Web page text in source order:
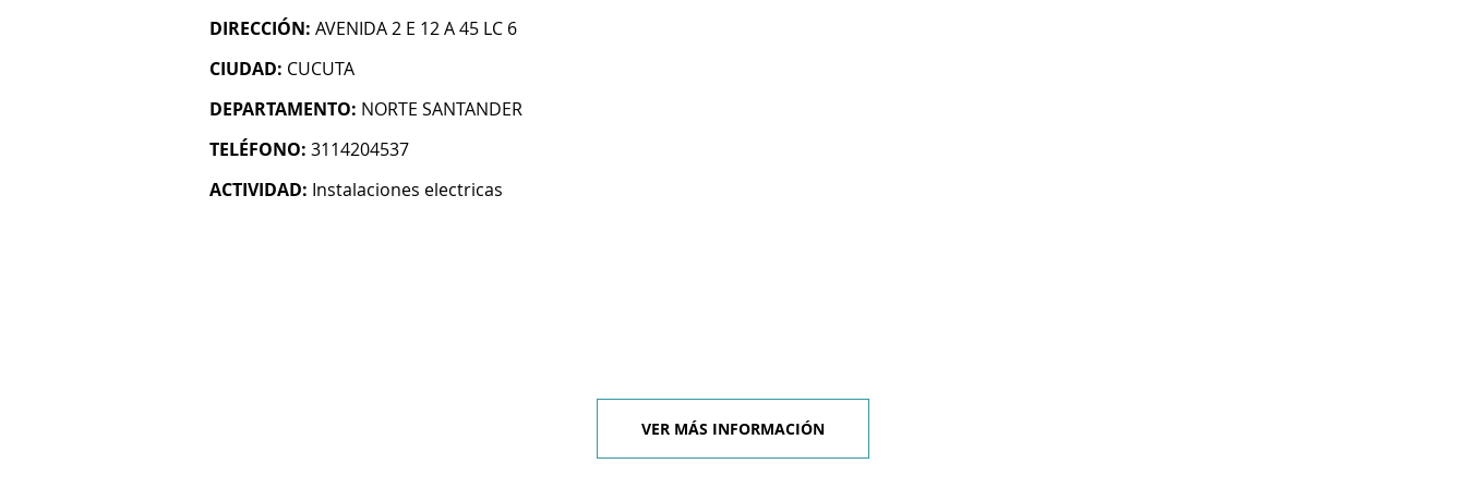
DIRECCIÓN: AVENIDA 2 E 12 A 45 LC 6
CIUDAD: CUCUTA
DEPARTAMENTO: NORTE SANTANDER
TELÉFONO: 3114204537
ACTIVIDAD: Instalaciones electricas
VER MÁS INFORMACIÓN